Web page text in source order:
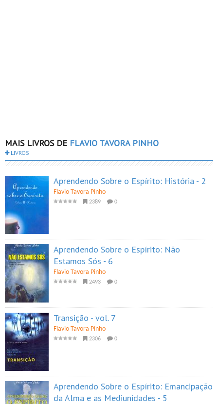
MAIS LIVROS DE FLAVIO TAVORA PINHO
LIVROS
Aprendendo Sobre o Espírito: História - 2
Flavio Tavora Pinho
2389 0
Aprendendo Sobre o Espírito: Não
Estamos Sós - 6
Flavio Tavora Pinho
2493 0
Transição - vol. 7
Flavio Tavora Pinho
2306 0
Aprendendo Sobre o Espírito: Emancipação
da Alma e as Mediunidades - 5